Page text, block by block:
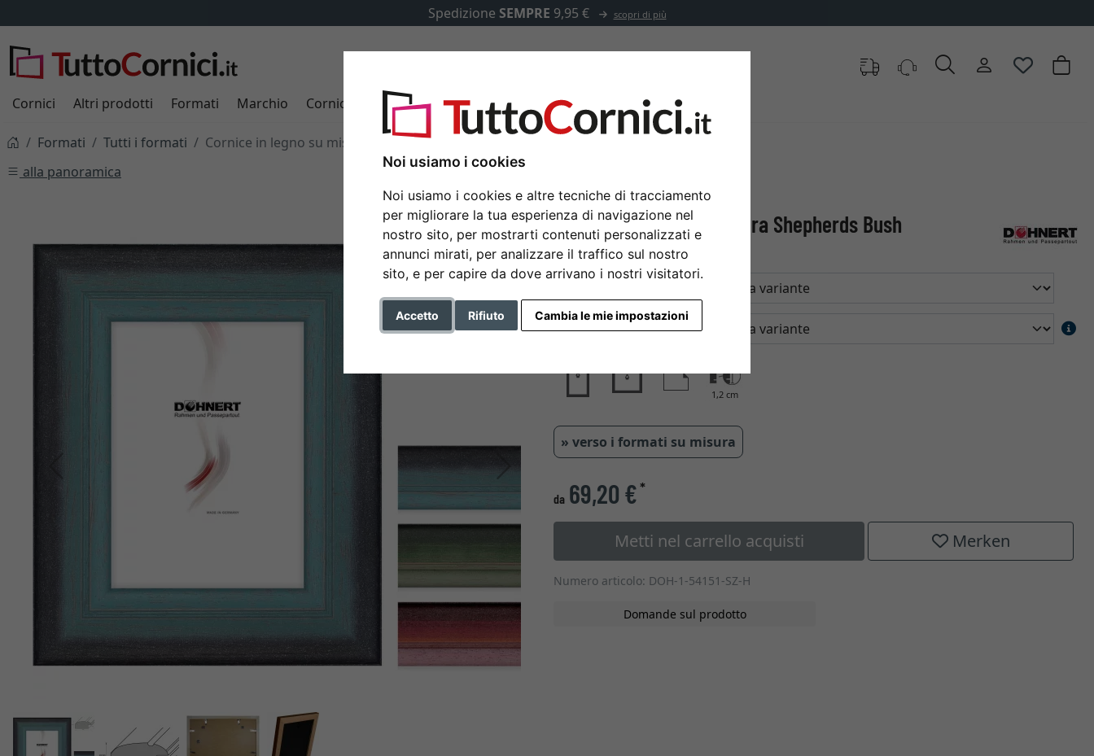
Noi usiamo i cookies
Noi usiamo i cookies e altre tecniche di tracciamento
per migliorare la tua esperienza di navigazione nel
nostro sito, per mostrarti contenuti personalizzati e
annunci mirati, per analizzare il traffico sul nostro
sito, e per capire da dove arrivano i nostri visitatori.
Accetto Rifiuto Cambia le mie impostazioni
Spedizione SEMPRE 9,95 € scopri di più
Cornici Altri prodotti Formati Marchio Cornici su misura Passepartout Accessori
Formati Tutti i formati
Cornice in legno su misura Shepherds Bush
alla panoramica
Indietro
Cornice in legno su misura Shepherds Bush
Tipo di vetro
1,2 cm
» verso i formati su misura
da 69,20 €*
Metti nel carrello acquisti Merken
Numero articolo: DOH-1-54151-SZ-H
Domande sul prodotto